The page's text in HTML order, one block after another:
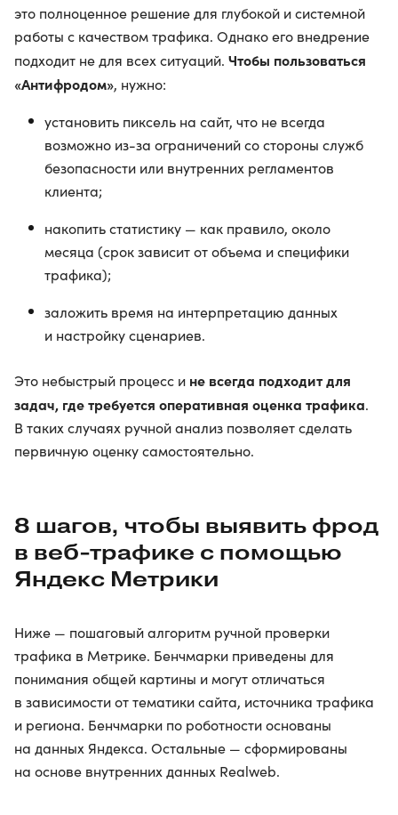
это полноценное решение для глубокой и системной
работы с качеством трафика. Однако его внедрение
подходит не для всех ситуаций. Чтобы пользоваться
«Антифродом», нужно:
установить пиксель на сайт, что не всегда
возможно из-за ограничений со стороны служб
безопасности или внутренних регламентов
клиента;
накопить статистику — как правило, около
месяца (срок зависит от объема и специфики
трафика);
заложить время на интерпретацию данных
и настройку сценариев.
Это небыстрый процесс и не всегда подходит для
задач, где требуется оперативная оценка трафика.
В таких случаях ручной анализ позволяет сделать
первичную оценку самостоятельно.
8 шагов, чтобы выявить фрод
в веб-трафике с помощью
Яндекс Метрики
Ниже — пошаговый алгоритм ручной проверки
трафика в Метрике. Бенчмарки приведены для
понимания общей картины и могут отличаться
в зависимости от тематики сайта, источника трафика
и региона. Бенчмарки по роботности основаны
на данных Яндекса. Остальные — сформированы
на основе внутренних данных Realweb.